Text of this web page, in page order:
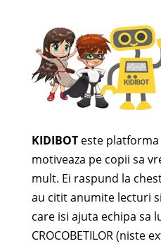
KIDIBOTeste platforma
motiveaza pe copii sa
mult. Ei raspund la
au citit anumite lecturi
care isi ajuta echipa sa
CROCOBETILOR (niste